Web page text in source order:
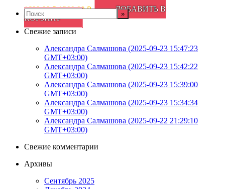
1600,00₽Первоначальная
1600,00 ₽.
1200,00₽ТекущаяДОБАВИТЬ В
КОРЗИНУ
Свежие записи
Александра Салмашова (2025-09-23 15:47:23
GMT+03:00)
Александра Салмашова (2025-09-23 15:42:22
GMT+03:00)
Александра Салмашова (2025-09-23 15:39:00
GMT+03:00)
Александра Салмашова (2025-09-23 15:34:34
GMT+03:00)
Александра Салмашова (2025-09-22 21:29:10
GMT+03:00)
Свежие комментарии
Архивы
Сентябрь 2025